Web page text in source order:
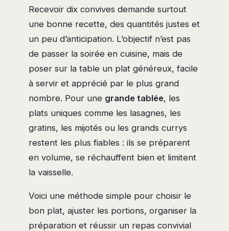
Recevoir dix convives demande surtout
une bonne recette, des quantités justes et
un peu d’anticipation. L’objectif n’est pas
de passer la soirée en cuisine, mais de
poser sur la table un plat généreux, facile
à servir et apprécié par le plus grand
nombre. Pour une grande tablée, les
plats uniques comme les lasagnes, les
gratins, les mijotés ou les grands currys
restent les plus fiables : ils se préparent
en volume, se réchauffent bien et limitent
la vaisselle.
Voici une méthode simple pour choisir le
bon plat, ajuster les portions, organiser la
préparation et réussir un repas convivial